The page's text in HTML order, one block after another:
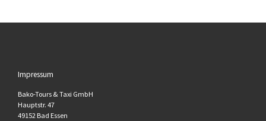
Impressum
Bako-Tours & Taxi GmbH
Hauptstr. 47
49152 Bad Essen